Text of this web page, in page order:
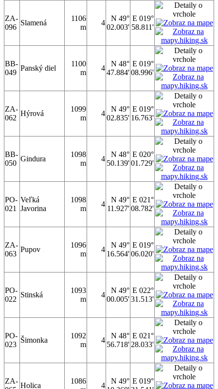
ZA-
096
Slamená
1106
m
4
N 49°
02.003'
E 019°
58.811'
BB-
049
Panský diel
1100
m
4
N 48°
47.884'
E 019°
08.996'
ZA-
062
Hýrová
1099
m
4
N 49°
02.835'
E 019°
16.763'
BB-
050
Gindura
1098
m
4
N 48°
50.139'
E 020°
01.729'
PO-
021
Veľká
Javorina
1098
m
4
N 49°
11.927'
E 021°
08.782'
ZA-
063
Pupov
1096
m
4
N 49°
16.564'
E 019°
06.020'
PO-
022
Stinská
1093
m
4
N 49°
00.005'
E 022°
31.513'
PO-
023
Šimonka
1092
m
4
N 48°
56.718'
E 021°
28.033'
ZA-
Holica
1086
4
N 49° E 019°